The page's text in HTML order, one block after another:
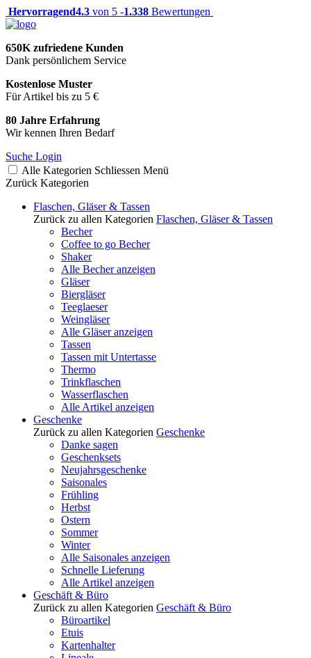
Hervorragend4.3 von 5 -1.338 Bewertungen
650K zufriedene Kunden
Dank persönlichem Service
Kostenlose Muster
Für Artikel bis zu 5 €
80 Jahre Erfahrung
Wir kennen Ihren Bedarf
Suche Login
Alle Kategorien Schliessen Menü
Zurück Kategorien
Flaschen, Gläser & Tassen
Zurück zu allen Kategorien Flaschen, Gläser & Tassen
Becher
Coffee to go Becher
Shaker
Alle Becher anzeigen
Gläser
Biergläser
Teeglaeser
Weingläser
Alle Gläser anzeigen
Tassen
Tassen mit Untertasse
Thermo
Trinkflaschen
Wasserflaschen
Alle Artikel anzeigen
Geschenke
Zurück zu allen Kategorien Geschenke
Danke sagen
Geschenksets
Neujahrsgeschenke
Saisonales
Frühling
Herbst
Ostern
Sommer
Winter
Alle Saisonales anzeigen
Schnelle Lieferung
Alle Artikel anzeigen
Geschäft & Büro
Zurück zu allen Kategorien Geschäft & Büro
Büroartikel
Etuis
Kartenhalter